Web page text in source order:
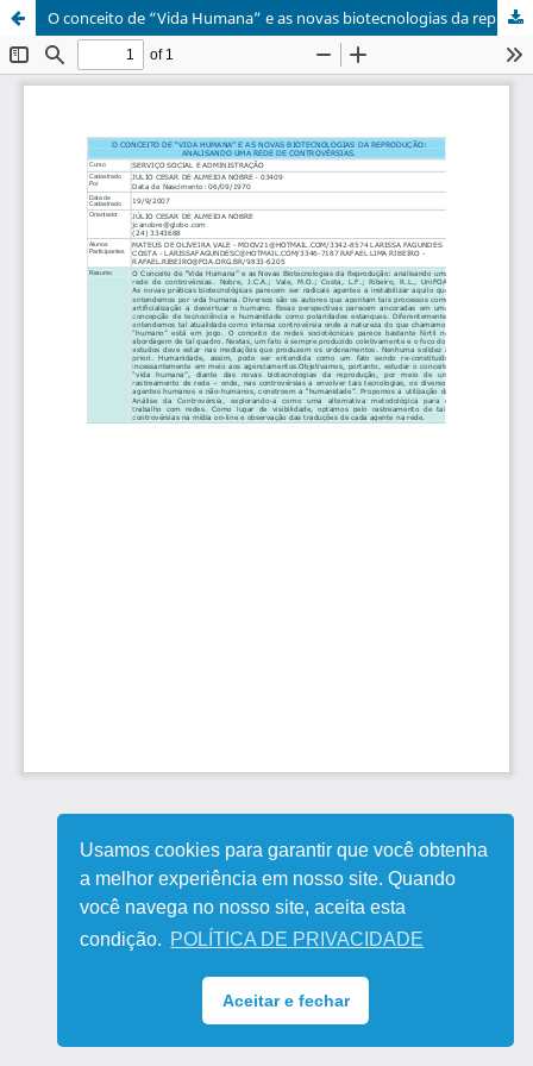
Usamos cookies para garantir que você obtenha
a melhor experiência em nosso site. Quando
você navega no nosso site, aceita esta
condição. POLÍTICA DE PRIVACIDADE
Aceitar e fechar
O conceito de “Vida Humana” e as novas biotecnologias da reprodução: analisando um rede de controvérsias